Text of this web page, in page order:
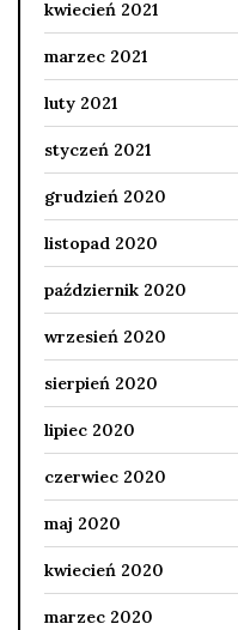
kwiecień 2021
marzec 2021
luty 2021
styczeń 2021
grudzień 2020
listopad 2020
październik 2020
wrzesień 2020
sierpień 2020
lipiec 2020
czerwiec 2020
maj 2020
kwiecień 2020
marzec 2020